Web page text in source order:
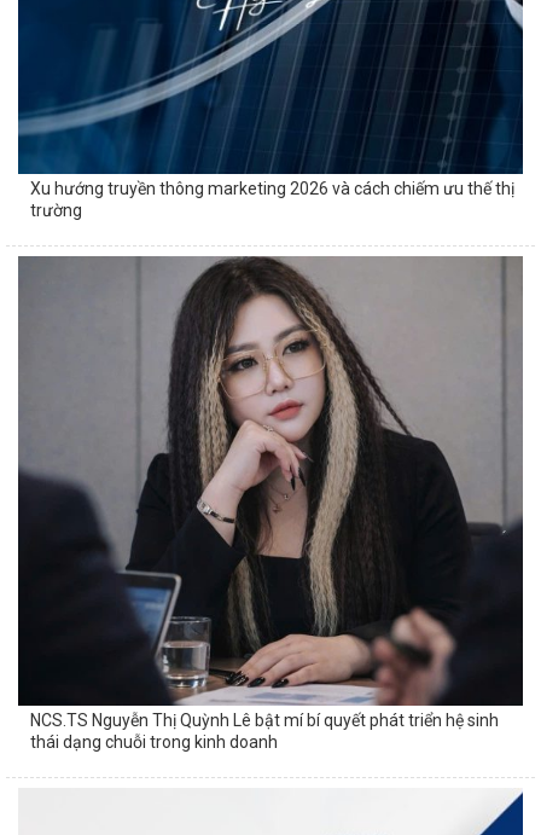
Xu hướng truyền thông marketing 2026 và cách chiếm ưu thế thị
trường
NCS.TS Nguyễn Thị Quỳnh Lê bật mí bí quyết phát triển hệ sinh
thái dạng chuỗi trong kinh doanh